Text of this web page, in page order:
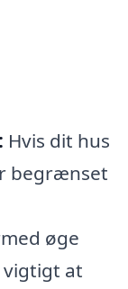
Hvis dit hus
begrænset
øge
vigtigt at